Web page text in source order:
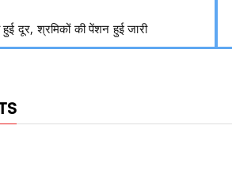
हुई दूर, श्रमिकों की पेंशन हुई जारी